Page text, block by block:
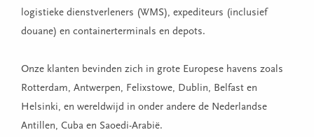
logistieke dienstverleners (WMS), expediteurs (inclusief
douane) en containerterminals en depots.
Onze klanten bevinden zich in grote Europese havens zoals
Rotterdam, Antwerpen, Felixstowe, Dublin, Belfast en
Helsinki, en wereldwijd in onder andere de Nederlandse
Antillen, Cuba en Saoedi-Arabië.